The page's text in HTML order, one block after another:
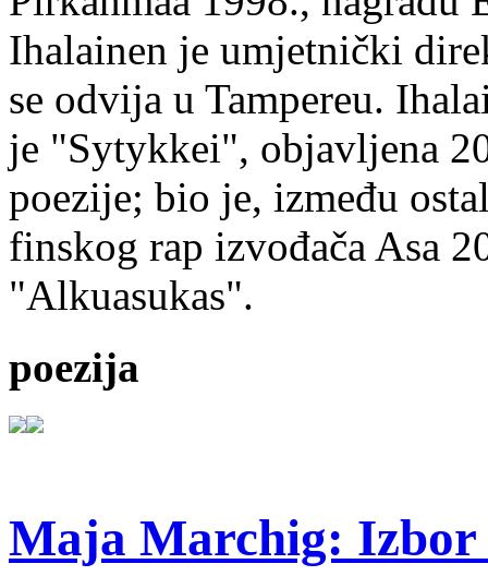
Ihalainen je umjetnički
se odvija u Tampereu.
je "Sytykkei", objavljena
poezije; bio je, između
finskog rap izvođača Asa
"Alkuasukas".
poezija
Maja Marchig: Izbor